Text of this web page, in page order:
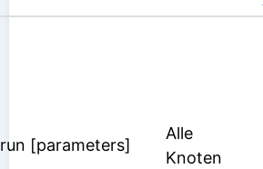
[parameters]
Alle
Knoten